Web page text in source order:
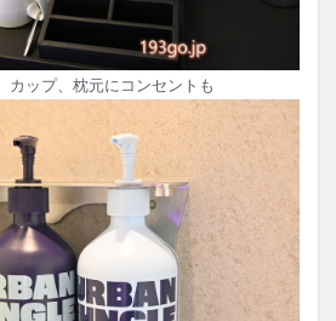
カップ、枕元にコンセントも